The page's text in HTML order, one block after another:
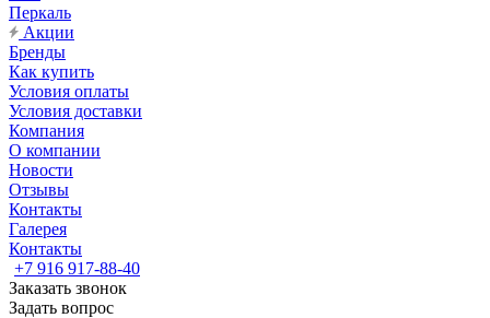
Перкаль
Акции
Бренды
Как купить
Условия оплаты
Условия доставки
Компания
О компании
Новости
Отзывы
Контакты
Галерея
Контакты
+7 916 917-88-40
Заказать звонок
Задать вопрос